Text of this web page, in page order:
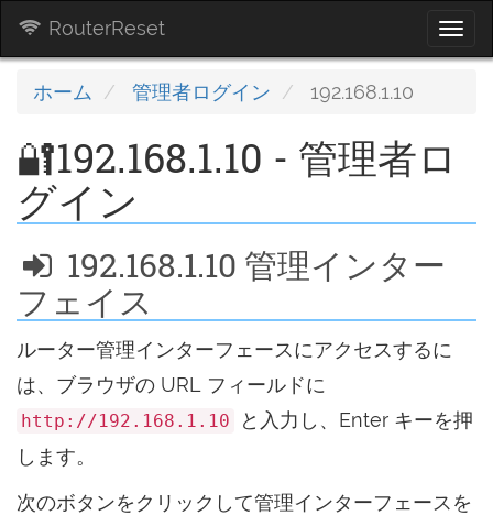
RouterReset
ホーム 管理者ログイン 192.168.1.10
🔐192.168.1.10 - 管理者ロ
グイン
192.168.1.10 管理インター
フェイス
ルーター管理インターフェースにアクセスするに
は、ブラウザの URL フィールドに
http://192.168.1.10
と入力し、Enter キーを押
します。
次のボタンをクリックして管理インターフェースを